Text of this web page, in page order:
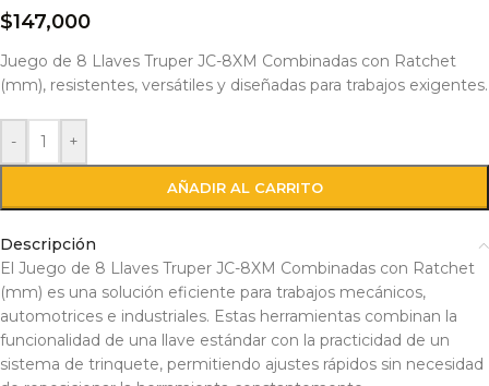
$147,000
Juego de 8 Llaves Truper JC-8XM Combinadas con Ratchet
(mm), resistentes, versátiles y diseñadas para trabajos exigentes.
- +
AÑADIR AL CARRITO
Descripción
El Juego de 8 Llaves Truper JC-8XM Combinadas con Ratchet
(mm) es una solución eficiente para trabajos mecánicos,
automotrices e industriales. Estas herramientas combinan la
funcionalidad de una llave estándar con la practicidad de un
sistema de trinquete, permitiendo ajustes rápidos sin necesidad